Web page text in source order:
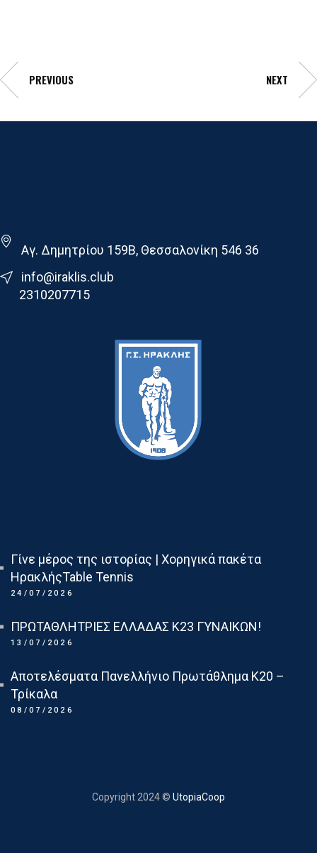
PREVIOUS NEXT
Αγ. Δημητρίου 159Β, Θεσσαλονίκη 546 36
info@iraklis.club
2310207715
Γίνε μέρος της ιστορίας | Χορηγικά πακέτα
ΗρακλήςTable Tennis
24/07/2026
ΠΡΩΤΑΘΛΗΤΡΙΕΣ ΕΛΛΑΔΑΣ Κ23 ΓΥΝΑΙΚΩΝ!
13/07/2026
Αποτελέσματα Πανελλήνιο Πρωτάθλημα Κ20 –
Τρίκαλα
08/07/2026
Copyright 2024 © UtopiaCoop